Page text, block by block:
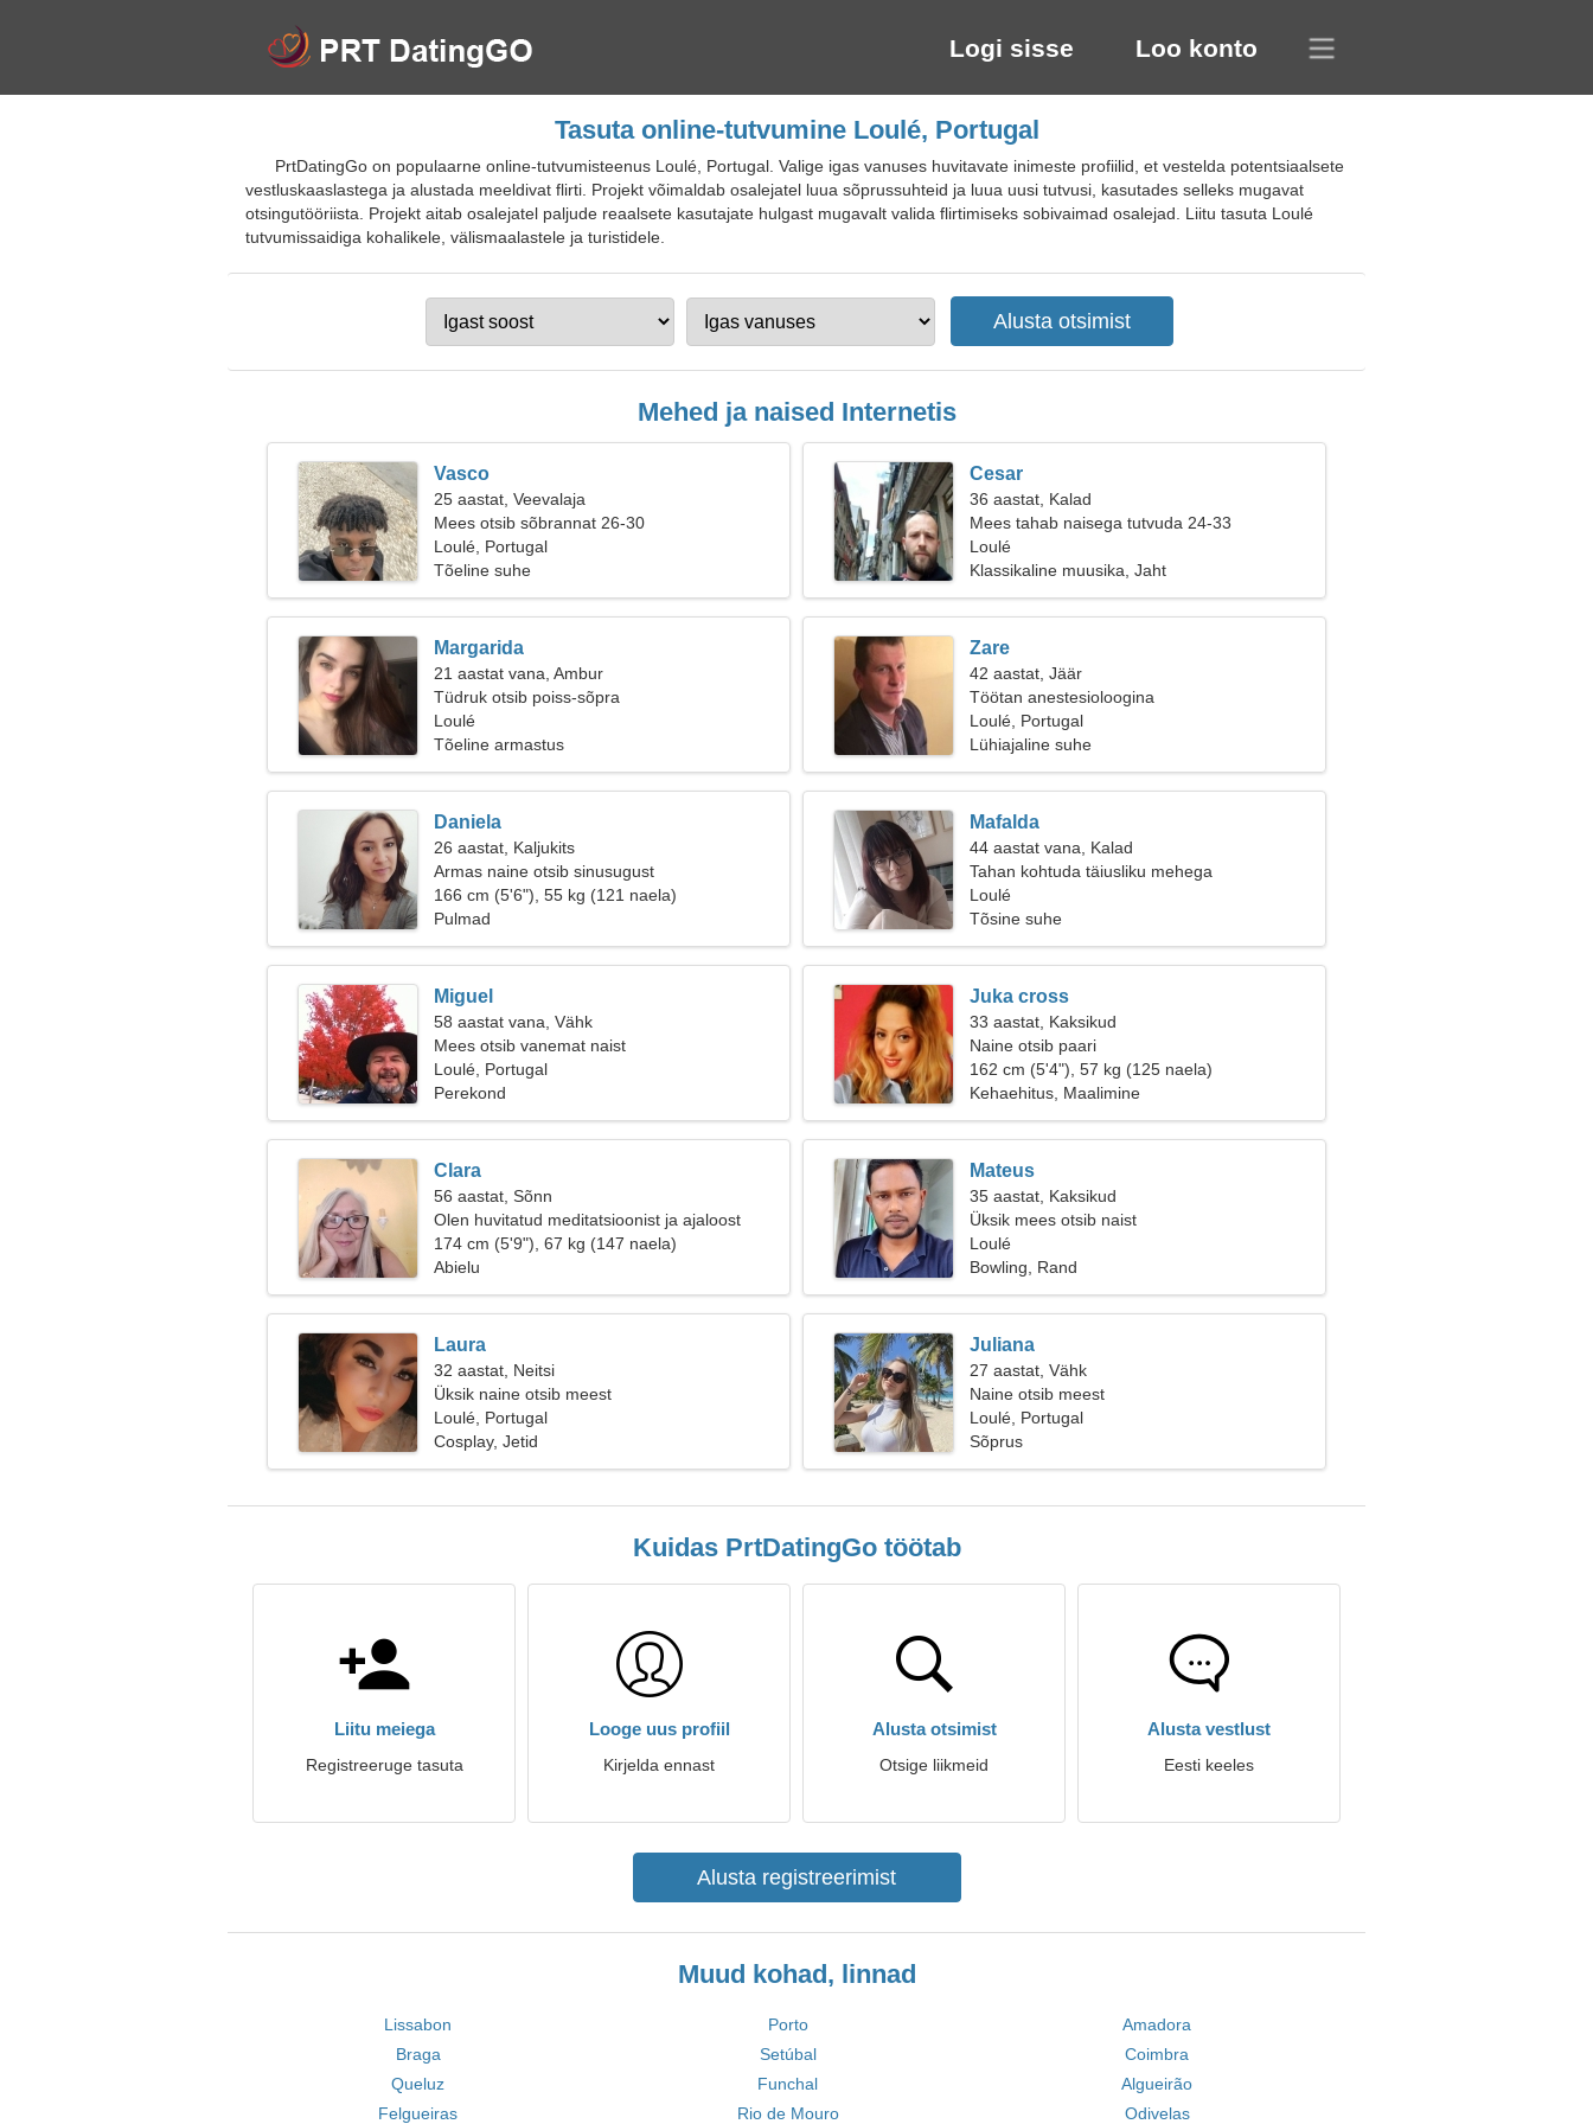
Logi sisse Loo konto
Tasuta online-tutvumine Loulé, Portugal
PrtDatingGo on populaarne online-tutvumisteenus Loulé, Portugal. Valige igas vanuses huvitavate inimeste profiilid, et vestelda potentsiaalsete
vestluskaaslastega ja alustada meeldivat flirti. Projekt võimaldab osalejatel luua sõprussuhteid ja luua uusi tutvusi, kasutades selleks mugavat
otsingutööriista. Projekt aitab osalejatel paljude reaalsete kasutajate hulgast mugavalt valida flirtimiseks sobivaimad osalejad. Liitu tasuta Loulé
tutvumissaidiga kohalikele, välismaalastele ja turistidele.
Mehed ja naised Internetis
Vasco
25 aastat, Veevalaja
Mees otsib sõbrannat 26-30
Loulé, Portugal
Tõeline suhe
Cesar
36 aastat, Kalad
Mees tahab naisega tutvuda 24-33
Loulé
Klassikaline muusika, Jaht
Margarida
21 aastat vana, Ambur
Tüdruk otsib poiss-sõpra
Loulé
Tõeline armastus
Zare
42 aastat, Jäär
Töötan anestesioloogina
Loulé, Portugal
Lühiajaline suhe
Daniela
26 aastat, Kaljukits
Armas naine otsib sinusugust
166 cm (5'6"), 55 kg (121 naela)
Pulmad
Mafalda
44 aastat vana, Kalad
Tahan kohtuda täiusliku mehega
Loulé
Tõsine suhe
Miguel
58 aastat vana, Vähk
Mees otsib vanemat naist
Loulé, Portugal
Perekond
Juka cross
33 aastat, Kaksikud
Naine otsib paari
162 cm (5'4"), 57 kg (125 naela)
Kehaehitus, Maalimine
Clara
56 aastat, Sõnn
Olen huvitatud meditatsioonist ja ajaloost
174 cm (5'9"), 67 kg (147 naela)
Abielu
Mateus
35 aastat, Kaksikud
Üksik mees otsib naist
Loulé
Bowling, Rand
Laura
32 aastat, Neitsi
Üksik naine otsib meest
Loulé, Portugal
Cosplay, Jetid
Juliana
27 aastat, Vähk
Naine otsib meest
Loulé, Portugal
Sõprus
Kuidas PrtDatingGo töötab
Liitu meiega
Registreeruge tasuta
Looge uus profiil
Kirjelda ennast
Alusta otsimist
Otsige liikmeid
Alusta vestlust
Eesti keeles
Alusta registreerimist
Muud kohad, linnad
Lissabon Porto
Amadora
Braga
Setúbal
Coimbra
Queluz
Funchal
Algueirão
Felgueiras
Rio de Mouro Odivelas